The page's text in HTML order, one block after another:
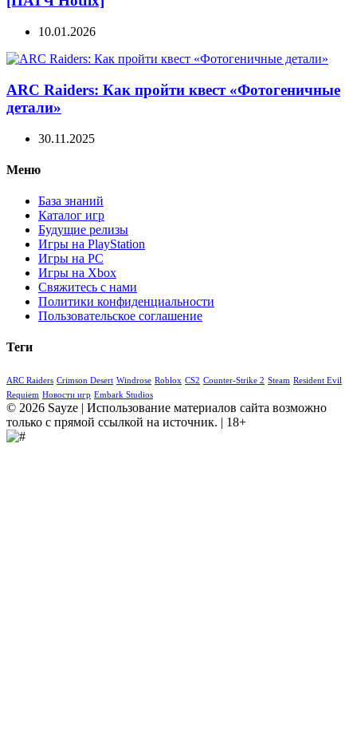
10.01.2026
ARC Raiders: Как пройти квест «Фотогеничные
детали»
30.11.2025
Меню
База знаний
Каталог игр
Будущие релизы
Игры на PlayStation
Игры на PC
Игры на Xbox
Свяжитесь с нами
Политики конфиденциальности
Пользовательское соглашение
Теги
ARC Raiders Crimson Desert Windrose Roblox CS2 Counter-Strike 2 Steam Resident Evil
Requiem Новости игр Embark Studios
© 2026 Sayze | Использование материалов сайта возможно
только с прямой ссылкой на источник. | 18+